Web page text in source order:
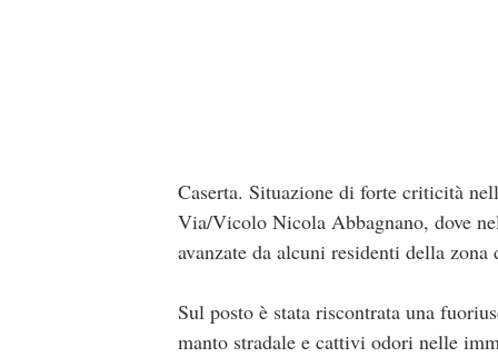
Caserta. Situazione di forte criticità
Via/Vicolo Nicola Abbagnano, dove
avanzate da alcuni residenti della
Sul posto è stata riscontrata una
manto stradale e cattivi odori nelle